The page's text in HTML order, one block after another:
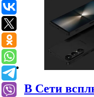
В Сети